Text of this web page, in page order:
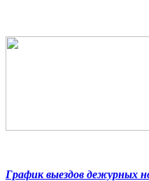
График выездов дежурных